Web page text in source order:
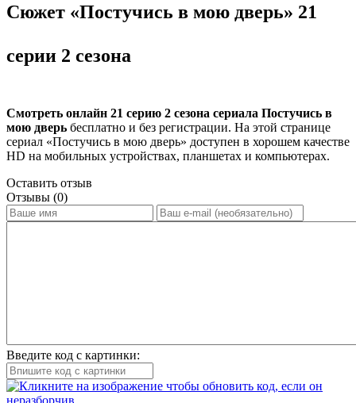
Сюжет «Постучись в мою дверь» 21
серии 2 сезона
Смотреть онлайн 21 серию 2 сезона сериала Постучись в
мою дверь бесплатно и без регистрации. На этой странице
сериал «Постучись в мою дверь» доступен в хорошем качестве
HD на мобильных устройствах, планшетах и компьютерах.
Оставить отзыв
Отзывы (0)
Введите код с картинки: